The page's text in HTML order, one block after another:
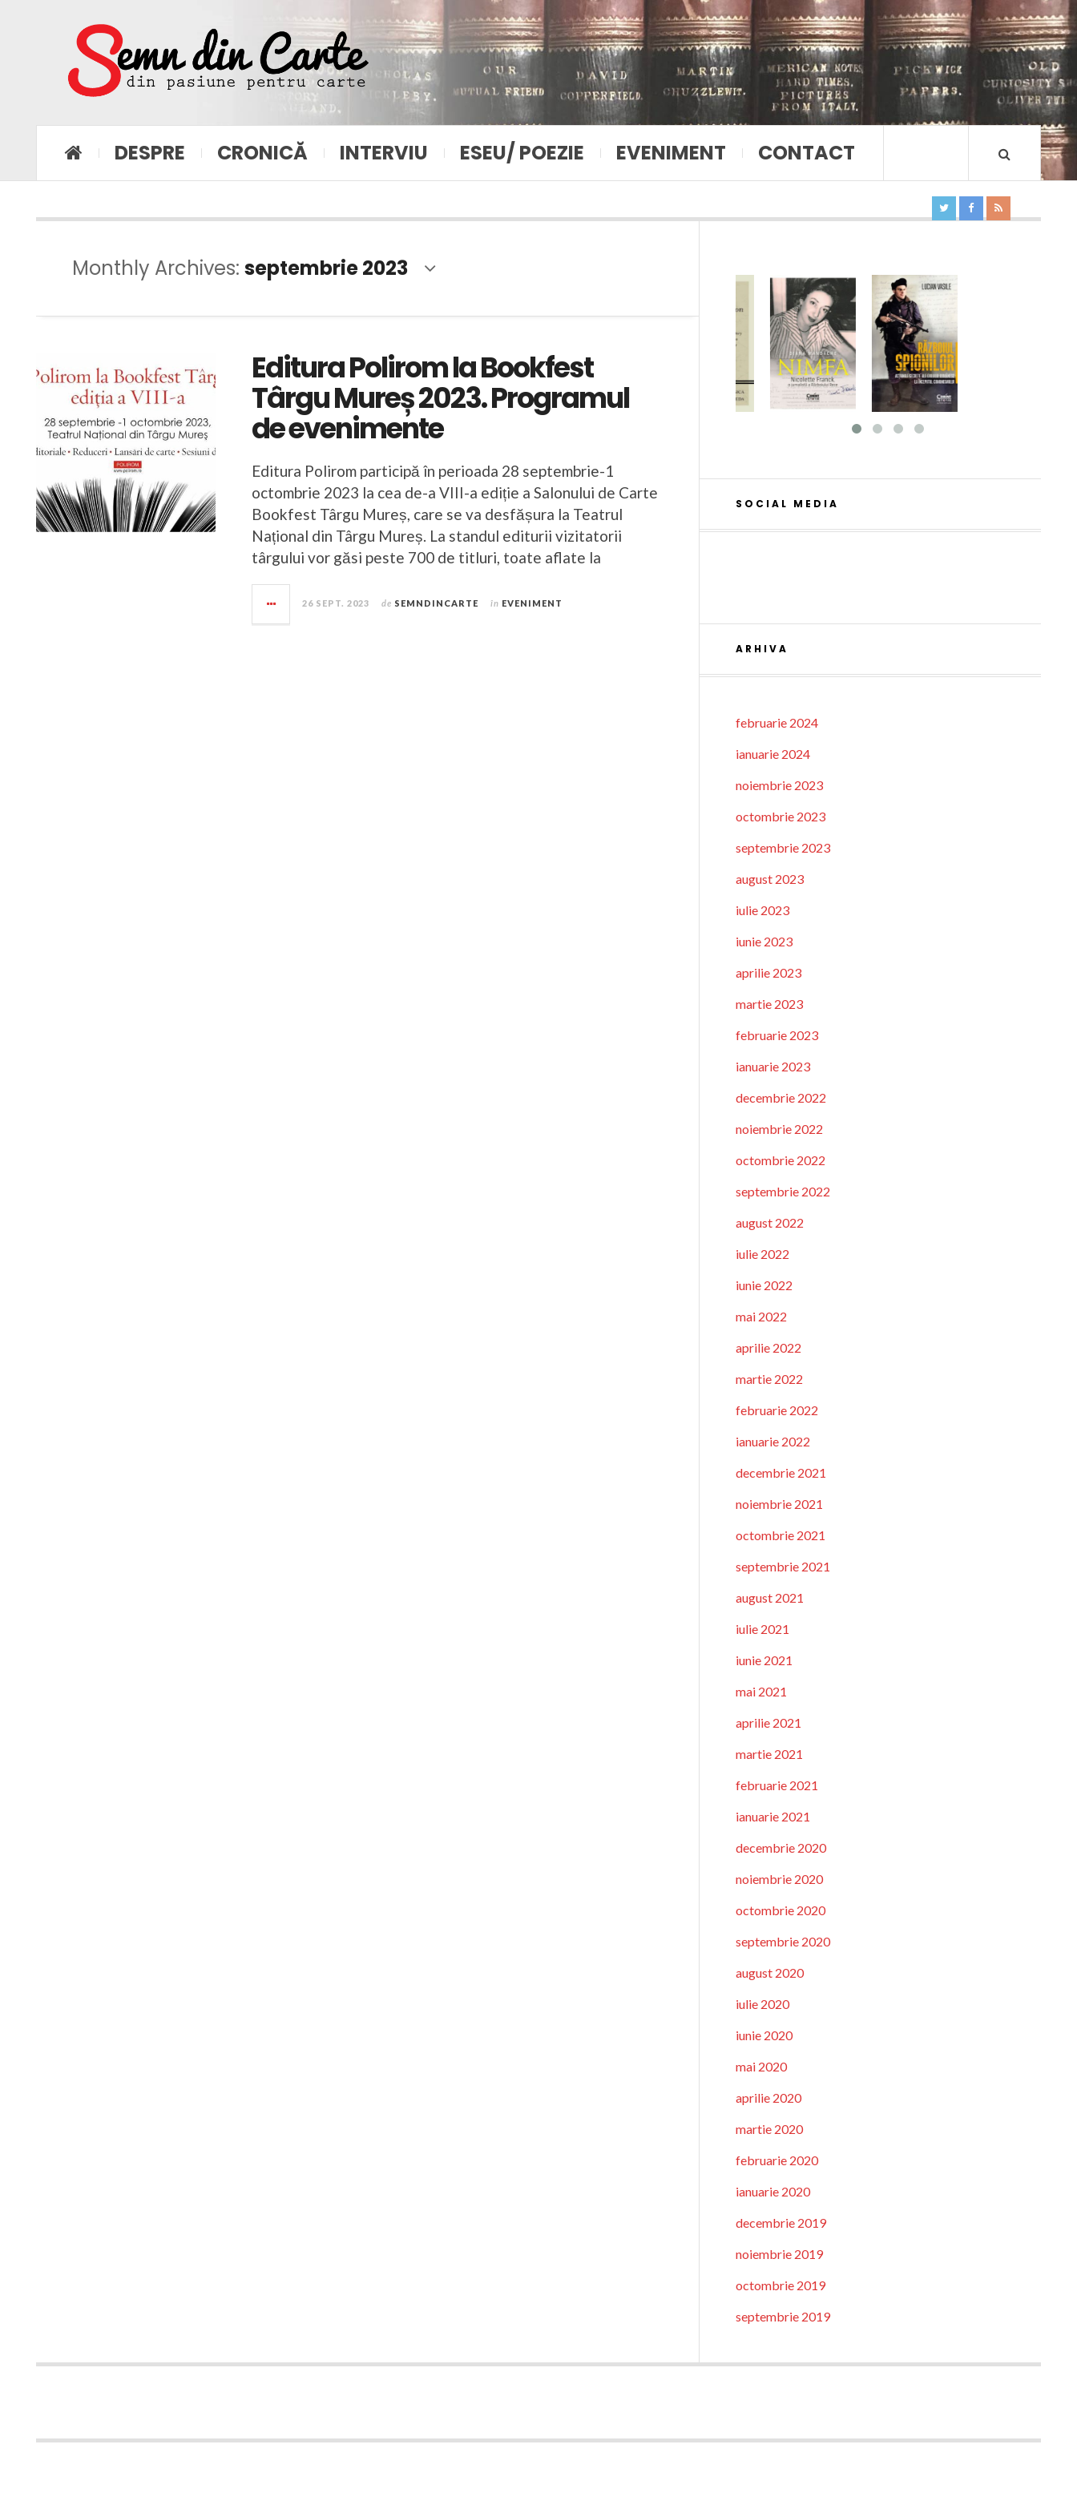
DESPRE CRONICĂ INTERVIU ESEU/ POEZIE EVENIMENT CONTACT
Monthly Archives: septembrie 2023
Editura Polirom la Bookfest
Târgu Mureș 2023. Programul
de evenimente
Editura Polirom participă în perioada 28 septembrie-1
octombrie 2023 la cea de-a VIII-a ediție a Salonului de Carte
Bookfest Târgu Mureș, care se va desfășura la Teatrul
Național din Târgu Mureș. La standul editurii vizitatorii
târgului vor găsi peste 700 de titluri, toate aflate la
26 SEPT. 2023 de SEMNDINCARTE în EVENIMENT
SOCIAL MEDIA
ARHIVA
februarie 2024
ianuarie 2024
noiembrie 2023
octombrie 2023
septembrie 2023
august 2023
iulie 2023
iunie 2023
aprilie 2023
martie 2023
februarie 2023
ianuarie 2023
decembrie 2022
noiembrie 2022
octombrie 2022
septembrie 2022
august 2022
iulie 2022
iunie 2022
mai 2022
aprilie 2022
martie 2022
februarie 2022
ianuarie 2022
decembrie 2021
noiembrie 2021
octombrie 2021
septembrie 2021
august 2021
iulie 2021
iunie 2021
mai 2021
aprilie 2021
martie 2021
februarie 2021
ianuarie 2021
decembrie 2020
noiembrie 2020
octombrie 2020
septembrie 2020
august 2020
iulie 2020
iunie 2020
mai 2020
aprilie 2020
martie 2020
februarie 2020
ianuarie 2020
decembrie 2019
noiembrie 2019
octombrie 2019
septembrie 2019